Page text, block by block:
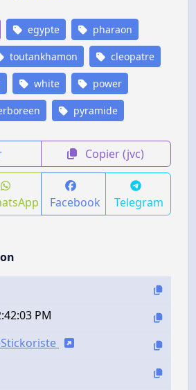
egypte pharaon
toutankhamon cleopatre
white power
pyramide
Copier (jvc)
Facebook Telegram
PM